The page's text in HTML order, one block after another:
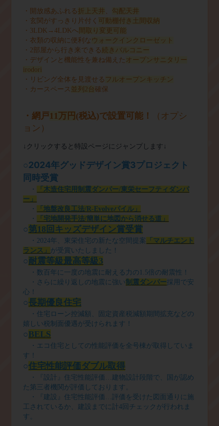
・開放感あふれる 折上天井
勾配天井
・玄関がすっきり片付く 可動棚付き土間収納
・3LDK →4LDKへ 間取り変更可能
・衣類の収納に便利な ウォークインクローゼット
・2部屋から行き来できる 続きバルコニー
・デザインと機能性を兼ね備えた オープンサニタリー
irodori
・リビング全体を見渡せる フルオープンキッチン
・カースペース 並列 2 台確保
・網戸11万円 (税込)で設置可能！
（オプシ
ョン）
↓クリックすると特設ページにジャンプします↓
○2024年グッドデザイン賞3プロジェクト
同時受賞
・ 「木造住宅用制震ダンパー/東栄セーフティダンパ
ー」
・
「地盤改良工法/R-Evolveパイル」
・
「宅地開発手法/簡単に地図から消せる道」
○第18 回キッズデザイン賞受賞
・ 2024年、東栄住宅の新たな空間提案 「マルチエント
ラ ンス」 が受賞いたしました！
○耐震等級最高等級3
・数百年に一度の地震に耐える力の 1.5倍の耐震性！
・さらに繰り返しの地震に強い制震ダンパー採用で安
心！
○長期優良住宅
・住宅ローン控減額、固定資産税減額期間拡充などの
嬉しい税制面優遇が受けられます！
○BELS
・エコ住宅としての性能評価を全号棟が取得していま
す！
○住宅性能評価ダブル取得
・『設計』住宅性能評価…建物設計段階で、国が認め
た第三者機関が評価しております。
・『建設』住宅性能評価…評価を受けた図面通りに施
工されているか、建設までに計4 回チェックが行われま
す。